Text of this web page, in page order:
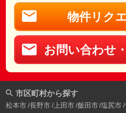
物件リク
お問い合わせ
市区町村から探す
松本市 長野市 上田市 飯田市 塩尻市